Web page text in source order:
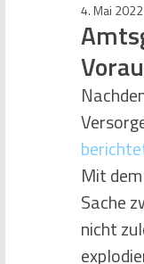
Compliance
Beihilfenrecht
Regulierung
4. Mai 2022
Mit
Sache
nicht